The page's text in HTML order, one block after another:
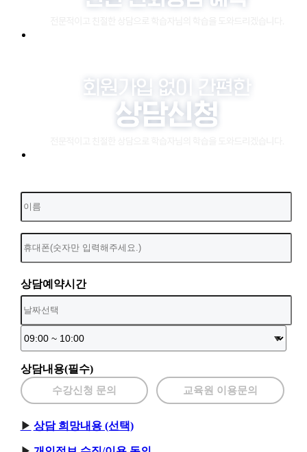
상담예약시간
상담내용(필수)
수강신청 문의 교육원 이용문의
상담 희망내용 (선택)